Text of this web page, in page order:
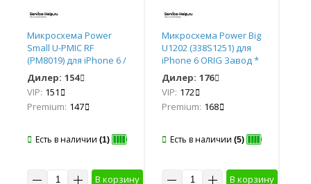
Микросхема Power
Small U-PMIC RF
(PM8019) для iPhone 6 /
6 Plus ORIG Завод *
Дилер: 154
VIP: 151
Premium: 147
Есть в наличии (1)
В корзину
Микросхема Power Big
U1202 (338S1251) для
iPhone 6 ORIG Завод *
Дилер: 176
VIP: 172
Premium: 168
Есть в наличии (5)
В корзину